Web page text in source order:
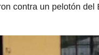
contra un pelotón